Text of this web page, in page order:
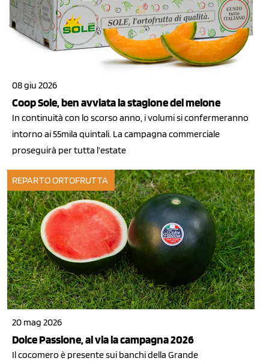
08 giu 2026
Coop Sole, ben avviata la stagione del melone
In continuità con lo scorso anno, i volumi si confermeranno
intorno ai 55mila quintali. La campagna commerciale
proseguirà per tutta l’estate
REPARTO ORTOFRUTTA
20 mag 2026
Dolce Passione, al via la campagna 2026
Il cocomero è presente sui banchi della Grande